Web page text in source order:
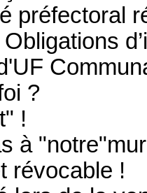
préfectoral
?
!
à
révocable !